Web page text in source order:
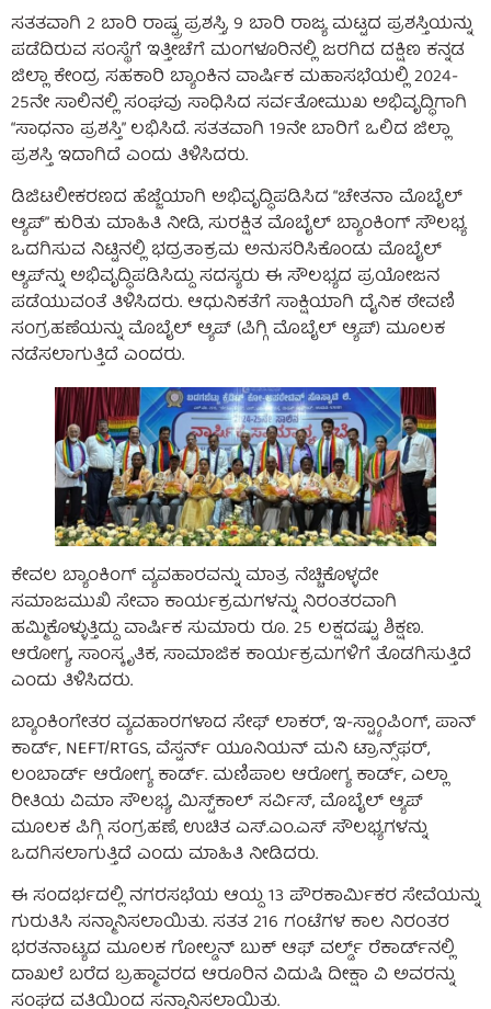
ಸತತವಾಗಿ 2 ಬಾರಿ ರಾಷ್ಟ್ರ ಪ್ರಶಸ್ತಿ, 9 ಬಾರಿ ರಾಜ್ಯ ಮಟ್ಟದ ಪ್ರಶಸ್ತಿಯನ್ನು
ಪಡೆದಿರುವ ಸಂಸ್ಥೆಗೆ ಇತ್ತೀಚೆಗೆ ಮಂಗಳೂರಿನಲ್ಲಿ ಜರಗಿದ ದಕ್ಷಿಣ ಕನ್ನಡ
ಜಿಲ್ಲಾ ಕೇಂದ್ರ ಸಹಕಾರಿ ಬ್ಯಾಂಕಿನ ವಾರ್ಷಿಕ ಮಹಾಸಭೆಯಲ್ಲಿ 2024-
25ನೇ ಸಾಲಿನಲ್ಲಿ ಸಂಘವು ಸಾಧಿಸಿದ ಸರ್ವತೋಮುಖ ಅಭಿವೃದ್ಧಿಗಾಗಿ
“ಸಾಧನಾ ಪ್ರಶಸ್ತಿ” ಲಭಿಸಿದೆ. ಸತತವಾಗಿ 19ನೇ ಬಾರಿಗೆ ಒಲಿದ ಜಿಲ್ಲಾ
ಪ್ರಶಸ್ತಿ ಇದಾಗಿದೆ ಎಂದು ತಿಳಿಸಿದರು.
ಡಿಜಿಟಲೀಕರಣದ ಹೆಜ್ಜೆಯಾಗಿ ಅಭಿವೃದ್ಧಿಪಡಿಸಿದ “ಚೇತನಾ ಮೊಬೈಲ್
ಆ್ಯಪ್” ಕುರಿತು ಮಾಹಿತಿ ನೀಡಿ, ಸುರಕ್ಷಿತ ಮೊಬೈಲ್ ಬ್ಯಾಂಕಿಂಗ್ ಸೌಲಭ್ಯ
ಒದಗಿಸುವ ನಿಟ್ಟಿನಲ್ಲಿ ಭದ್ರತಾಕ್ರಮ ಅನುಸರಿಸಿಕೊಂಡು ಮೊಬೈಲ್
ಆ್ಯಪ್‌ನ್ನು ಅಭಿವೃದ್ಧಿಪಡಿಸಿದ್ದು ಸದಸ್ಯರು ಈ ಸೌಲಭ್ಯದ ಪ್ರಯೋಜನ
ಪಡೆಯುವಂತೆ ತಿಳಿಸಿದರು. ಆಧುನಿಕತೆಗೆ ಸಾಕ್ಷಿಯಾಗಿ ದೈನಿಕ ಠೇವಣಿ
ಸಂಗ್ರಹಣೆಯನ್ನು ಮೊಬೈಲ್ ಆ್ಯಪ್ (ಪಿಗ್ಗಿ ಮೊಬೈಲ್ ಆ್ಯಪ್) ಮೂಲಕ
ನಡೆಸಲಾಗುತ್ತಿದೆ ಎಂದರು.
ಕೇವಲ ಬ್ಯಾಂಕಿಂಗ್ ವ್ಯವಹಾರವನ್ನು ಮಾತ್ರ ನೆಚ್ಚಿಕೊಳ್ಳದೇ
ಸಮಾಜಮುಖಿ ಸೇವಾ ಕಾರ್ಯಕ್ರಮಗಳನ್ನು ನಿರಂತರವಾಗಿ
ಹಮ್ಮಿಕೊಳ್ಳುತ್ತಿದ್ದು ವಾರ್ಷಿಕ ಸುಮಾರು ರೂ. 25 ಲಕ್ಷದಷ್ಟು ಶಿಕ್ಷಣ.
ಆರೋಗ್ಯ, ಸಾಂಸ್ಕೃತಿಕ, ಸಾಮಾಜಿಕ ಕಾರ್ಯಕ್ರಮಗಳಿಗೆ ತೊಡಗಿಸುತ್ತಿದೆ
ಎಂದು ತಿಳಿಸಿದರು.
ಬ್ಯಾಂಕಿಂಗೇತರ ವ್ಯವಹಾರಗಳಾದ ಸೇಫ್ ಲಾಕರ್, ಇ-ಸ್ಟ್ಯಾಂಪಿಂಗ್, ಪಾನ್
ಕಾರ್ಡ್, NEFT/RTGS, ವೆಸ್ಟರ್ನ್ ಯೂನಿಯನ್ ಮನಿ ಟ್ರಾನ್ಸ್‌ಫರ್,
ಲಂಬಾರ್ಡ್ ಆರೋಗ್ಯ ಕಾರ್ಡ್. ಮಣಿಪಾಲ ಆರೋಗ್ಯ ಕಾರ್ಡ್, ಎಲ್ಲಾ
ರೀತಿಯ ವಿಮಾ ಸೌಲಭ್ಯ, ಮಿಸ್ಟ್‌ಕಾಲ್ ಸರ್ವಿಸ್, ಮೊಬೈಲ್ ಆ್ಯಪ್
ಮೂಲಕ ಪಿಗ್ಗಿ ಸಂಗ್ರಹಣೆ, ಉಚಿತ ಎಸ್.ಎಂ.ಎಸ್ ಸೌಲಭ್ಯಗಳನ್ನು
ಒದಗಿಸಲಾಗುತ್ತಿದೆ ಎಂದು ಮಾಹಿತಿ ನೀಡಿದರು.
ಈ ಸಂದರ್ಭದಲ್ಲಿ ನಗರಸಭೆಯ ಆಯ್ದ 13 ಪೌರಕಾರ್ಮಿಕರ ಸೇವೆಯನ್ನು
ಗುರುತಿಸಿ ಸನ್ಮಾನಿಸಲಾಯಿತು. ಸತತ 216 ಗಂಟೆಗಳ ಕಾಲ ನಿರಂತರ
ಭರತನಾಟ್ಯದ ಮೂಲಕ ಗೋಲ್ಡನ್ ಬುಕ್ ಆಫ್ ವರ್ಲ್ಡ್ ರೆಕಾರ್ಡ್‌ನಲ್ಲಿ
ದಾಖಲೆ ಬರೆದ ಬ್ರಹ್ಮಾವರದ ಆರೂರಿನ ವಿದುಷಿ ದೀಕ್ಷಾ ವಿ ಅವರನ್ನು